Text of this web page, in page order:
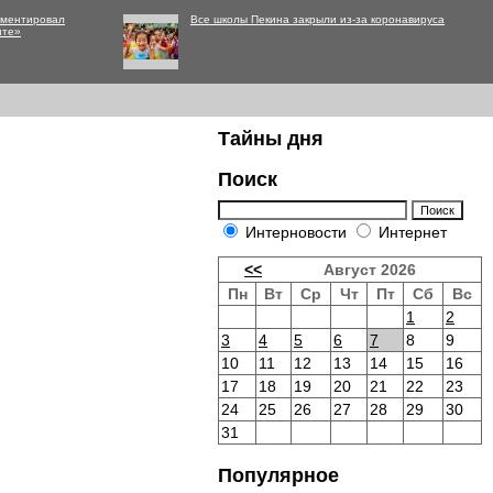
Все школы Пекина закрыли из-за коронавируса
Тайны дня
Поиск
Интерновости Интернет
<<
Август 2026
Пн
Вт Ср Чт Пт Сб
Вс
1
2
3
4 5 6 7 8
9
10
11 12 13 14 15
16
17
18 19 20 21 22
23
24
25 26 27 28 29
30
31
Популярное